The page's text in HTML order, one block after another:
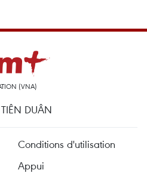
(VNA)
DUÂN
Conditions d'utilisation
Appui